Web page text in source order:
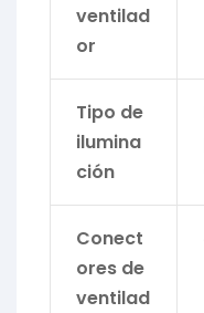
ventilad
or
Tipo de
ilumina
ción
Conect
ores de
ventilad